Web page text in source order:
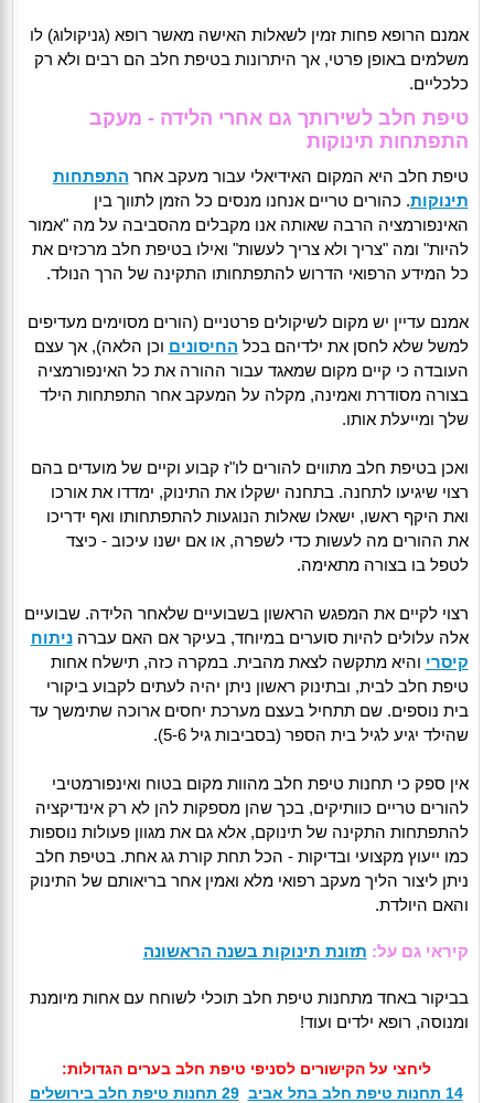
אמנם הרופא פחות זמין לשאלות האישה מאשר רופא (גניקולוג) לו
משלמים באופן פרטי, אך היתרונות בטיפת חלב הם רבים ולא רק
כלכליים.
טיפת חלב לשירותך גם אחרי הלידה - מעקב
התפתחות תינוקות
טיפת חלב היא המקום האידיאלי עבור מעקב אחר התפתחות
תינוקות. כהורים טריים אנחנו מנסים כל הזמן לתווך בין
האינפורמציה הרבה שאותה אנו מקבלים מהסביבה על מה "אמור
להיות" ומה "צריך ולא צריך לעשות" ואילו בטיפת חלב מרכזים את
כל המידע הרפואי הדרוש להתפתחותו התקינה של הרך הנולד.
אמנם עדיין יש מקום לשיקולים פרטניים (הורים מסוימים מעדיפים
למשל שלא לחסן את ילדיהם בכל החיסונים וכן הלאה), אך עצם
העובדה כי קיים מקום שמאגד עבור ההורה את כל האינפורמציה
בצורה מסודרת ואמינה, מקלה על המעקב אחר התפתחות הילד
שלך ומייעלת אותו.
ואכן בטיפת חלב מתווים להורים לו"ז קבוע וקיים של מועדים בהם
רצוי שיגיעו לתחנה. בתחנה ישקלו את התינוק, ימדדו את אורכו
ואת היקף ראשו, ישאלו שאלות הנוגעות להתפתחותו ואף ידריכו
את ההורים מה לעשות כדי לשפרה, או אם ישנו עיכוב - כיצד
לטפל בו בצורה מתאימה.
רצוי לקיים את המפגש הראשון בשבועיים שלאחר הלידה. שבועיים
אלה עלולים להיות סוערים במיוחד, בעיקר אם האם עברהניתוח
קיסרי והיא מתקשה לצאת מהבית. במקרה כזה, תישלח אחות
טיפת חלב לבית, ובתינוק ראשון ניתן יהיה לעתים לקבוע ביקורי
בית נוספים. שם תתחיל בעצם מערכת יחסים ארוכה שתימשך עד
שהילד יגיע לגיל בית הספר (בסביבות גיל 5-6).
אין ספק כי תחנות טיפת חלב מהוות מקום בטוח ואינפורמטיבי
להורים טריים כוותיקים, בכך שהן מספקות להן לא רק אינדיקציה
להתפתחות התקינה של תינוקם, אלא גם את מגוון פעולות נוספות
כמו ייעוץ מקצועי ובדיקות - הכל תחת קורת גג אחת. בטיפת חלב
ניתן ליצור הליך מעקב רפואי מלא ואמין אחר בריאותם של התינוק
והאם היולדת.
קיראי גם על: תזונת תינוקות בשנה הראשונה
בביקור באחד מתחנות טיפת חלב תוכלי לשוחח עם אחות מיומנת
ומנוסה, רופא ילדים ועוד!
ליחצי על הקישורים לסניפי טיפת חלב בערים הגדולות:
14 תחנות טיפת חלב בתל אביב
29 תחנות טיפת חלב בירושלים